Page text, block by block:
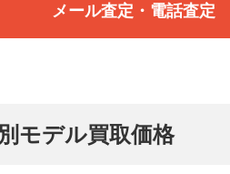
メール査定・電話査定
モデル買取価格